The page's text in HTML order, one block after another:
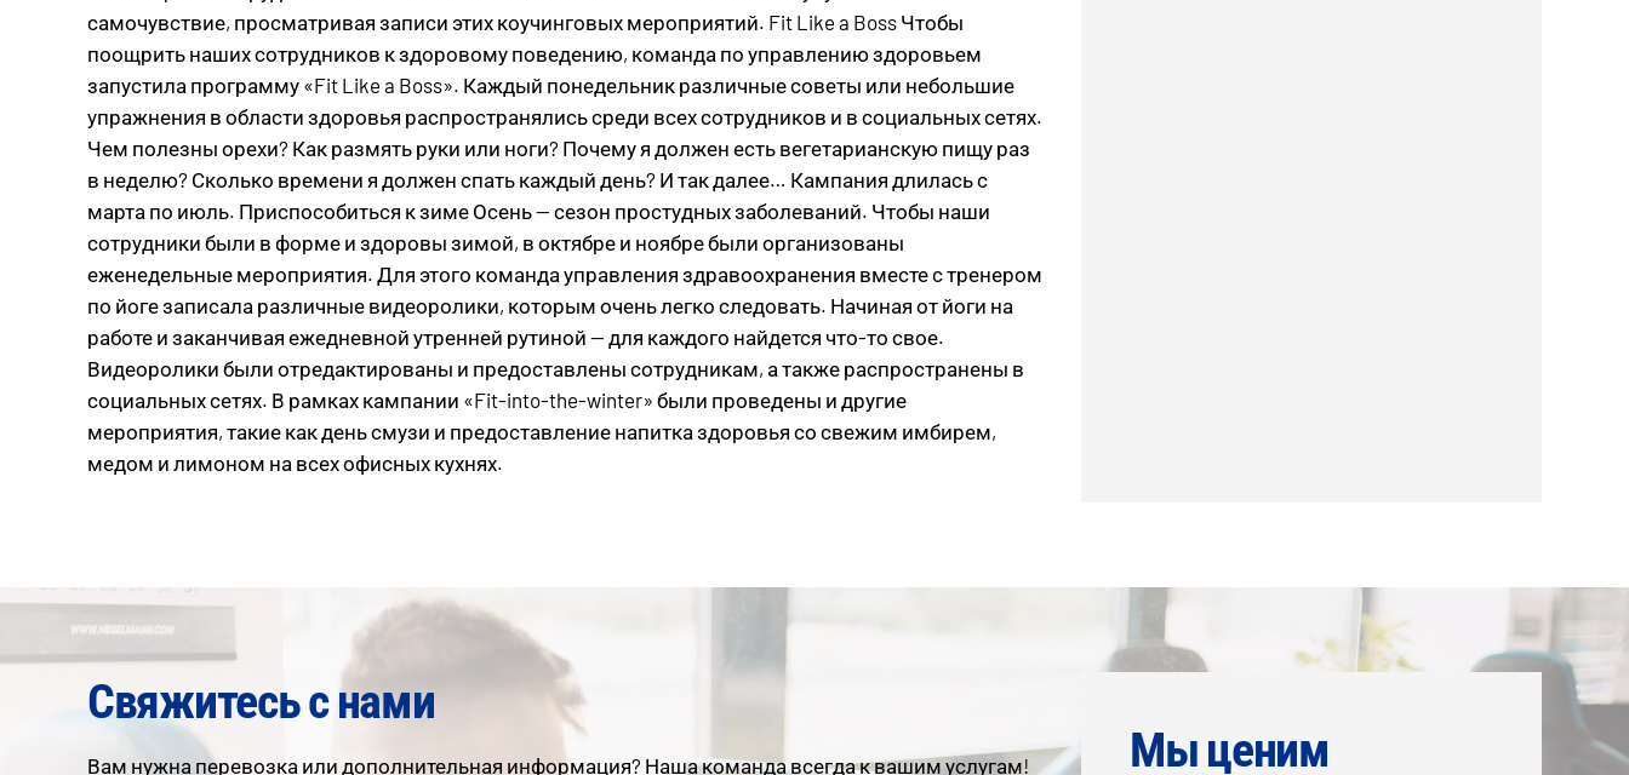
самочувствие, просматривая записи этих коучинговых мероприятий. Fit Like a Boss Чтобы
поощрить наших сотрудников к здоровому поведению, команда по управлению здоровьем
запустила программу «Fit Like a Boss». Каждый понедельник различные советы или небольшие
упражнения в области здоровья распространялись среди всех сотрудников и в социальных сетях.
Чем полезны орехи? Как размять руки или ноги? Почему я должен есть вегетарианскую пищу раз
в неделю? Сколько времени я должен спать каждый день? И так далее… Кампания длилась с
марта по июль. Приспособиться к зиме Осень — сезон простудных заболеваний. Чтобы наши
сотрудники были в форме и здоровы зимой, в октябре и ноябре были организованы
еженедельные мероприятия. Для этого команда управления здравоохранения вместе с тренером
по йоге записала различные видеоролики, которым очень легко следовать. Начиная от йоги на
работе и заканчивая ежедневной утренней рутиной — для каждого найдется что-то свое.
Видеоролики были отредактированы и предоставлены сотрудникам, а также распространены в
социальных сетях. В рамках кампании «Fit-into-the-winter» были проведены и другие
мероприятия, такие как день смузи и предоставление напитка здоровья со свежим имбирем,
медом и лимоном на всех офисных кухнях.
Свяжитесь с нами
Вам нужна перевозка или дополнительная информация? Наша команда всегда к вашим услугам!
Мы ценим